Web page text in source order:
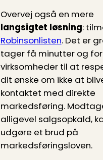
Overvej også en mere
langsigtet løsning:
Robinsonlisten. Det er
tager få minutter og
virksomheder til at
dit ønske om ikke at
kontaktet med direkte
markedsføring.
alligevel salgsopkald,
udgøre et brud på
markedsføringsloven.